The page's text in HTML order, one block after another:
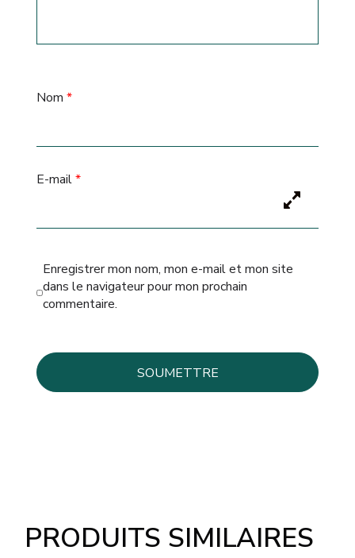
Nom *
E-mail*
Enregistrer mon nom, mon e-mail et mon site
dans le navigateur pour mon prochain
commentaire.
PRODUITS SIMILAIRES